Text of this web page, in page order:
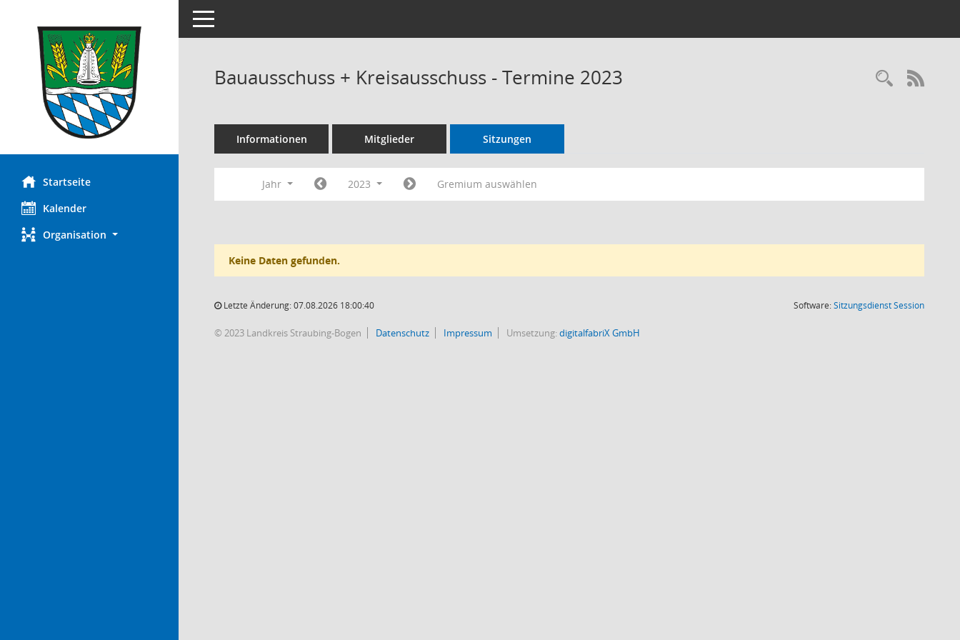
Startseite
Kalender
Organisation
Toggle navigation
Bauausschuss + Kreisausschuss - Termine 2023
Informationen Mitglieder Sitzungen
Jahr 2023 Gremium auswählen
Keine Daten gefunden.
Letzte Änderung: 07.08.2026 18:00:40 Software:SitzungsdienstSession(Wird in
© 2023 Landkreis Straubing-Bogen Datenschutz Impressum Umsetzung:digitalfabriX GmbH